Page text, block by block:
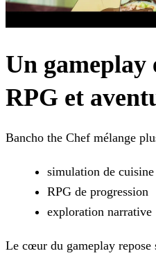
Un gameplay
RPG et
Bancho the Chef mélange
simulation de cuisine
RPG de progression
exploration narrative
Le cœur du gameplay repose